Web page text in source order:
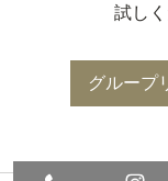
試しく
グループ